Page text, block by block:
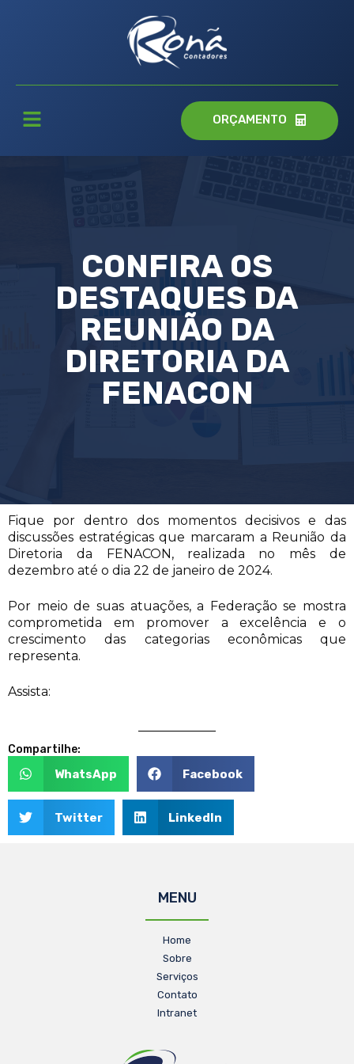
ORÇAMENTO
CONFIRA OS
DESTAQUES DA
REUNIÃO DA
DIRETORIA DA
FENACON
Fique por dentro dos momentos decisivos e das
discussões estratégicas que marcaram a Reunião da
Diretoria da FENACON, realizada no mês de
dezembro até o dia 22 de janeiro de 2024.
Por meio de suas atuações, a Federação se mostra
comprometida em promover a excelência e o
crescimento das categorias econômicas que
representa.
Assista:
Compartilhe:
WhatsApp Facebook
Twitter LinkedIn
MENU
Home
Sobre
Serviços
Contato
Intranet